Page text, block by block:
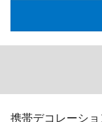
携帯デコレーシ